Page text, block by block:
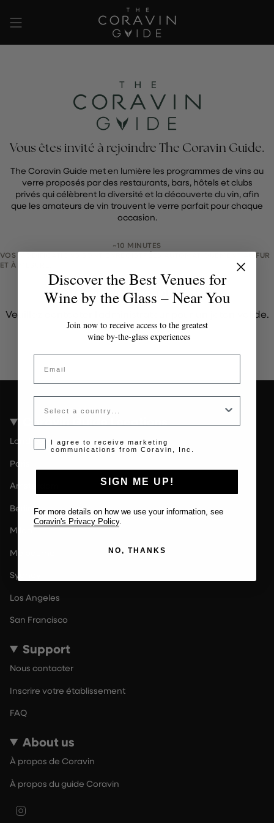
au
contenu
de
Vous êtes invité à rejoindre The Coravin Guide.
The Coravin Guide met en lumière les programmes de vins au
verre proposés par des restaurants, bars, hôtels et clubs
privés qui célèbrent la diversité et la découverte du vin, afin
que les amateurs de vin trouvent le verre parfait pour chaque
occasion.
~10 MINUTES
VOS MODIFICATIONS SONT ENREGISTRÉES AUTOMATIQUEMENT AU FUR
ET À MESURE.
Jeton invalide ou expiré
Veuillez contacter l'administrateur pour un jeton valide.
Coravin Guide Locations
Londres
Paris
Amsterdam
Berlin
Milan
Melbourne
Sydney
Los Angeles
San Francisco
Support
Nous contacter
Inscrire votre établissement
FAQ
About us
À propos de Coravin
À propos du guide Coravin
Discover the Best Venues for
Wine by the Glass – Near You
Join now to receive access to the greatest
wine by-the-glass experiences
Email
Country
Opt-in disclaimer
I agree to receive marketing
communications from Coravin, Inc.
SIGN ME UP!
For more details on how we use your information, see
Coravin's Privacy Policy.
NO, THANKS